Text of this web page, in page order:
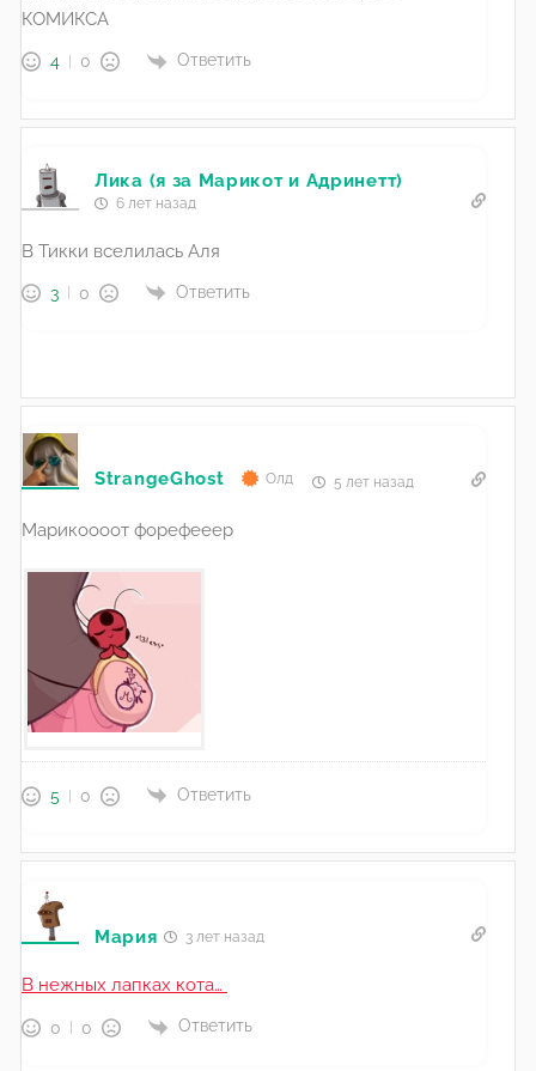
КОМИКСА
4 0 Ответить
Лика (я за Марикот и Адринетт)
6 лет назад
В Тикки вселилась Аля
3 0 Ответить
StrangeGhost Олд 5 лет назад
Марикоооот форефееер
5 0 Ответить
Мария 3 лет назад
В нежных лапках кота…
0 0 Ответить